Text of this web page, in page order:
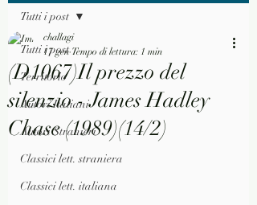
Tutti i post
Territorio
Autori Italiani
Autori Stranieri
Classici lett. straniera
Classici lett. italiana
Tutti i post
(D1067)Il prezzo del
silenzio - James Hadley
Chase (1989)(14/2)
challagi
17 gen Tempo di lettura: 1 min